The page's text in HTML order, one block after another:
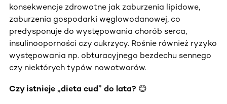
konsekwencje zdrowotne jak zaburzenia lipidowe,
zaburzenia gospodarki węglowodanowej, co
predysponuje do występowania chorób serca,
insulinooporności czy cukrzycy. Rośnie również ryzyko
występowania np. obturacyjnego bezdechu sennego
czy niektórych typów nowotworów.
Czy istnieje „dieta cud” do lata? 😊